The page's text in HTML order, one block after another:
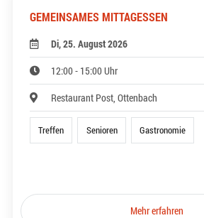
GEMEINSAMES MITTAGESSEN
Di, 25. August 2026
12:00 - 15:00 Uhr
Restaurant Post, Ottenbach
Treffen Senioren Gastronomie
Mehr erfahren